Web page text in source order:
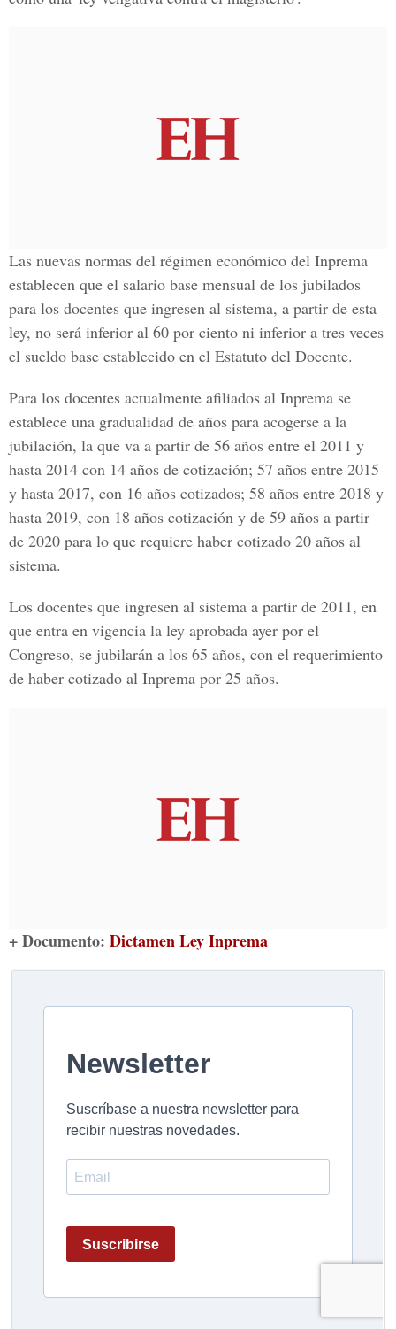
Las nuevas normas del régimen económico del Inprema
establecen que el salario base mensual de los jubilados
para los docentes que ingresen al sistema, a partir de esta
ley, no será inferior al 60 por ciento ni inferior a tres veces
el sueldo base establecido en el Estatuto del Docente.
Para los docentes actualmente afiliados al Inprema se
establece una gradualidad de años para acogerse a la
jubilación, la que va a partir de 56 años entre el 2011 y
hasta 2014 con 14 años de cotización; 57 años entre 2015
y hasta 2017, con 16 años cotizados; 58 años entre 2018 y
hasta 2019, con 18 años cotización y de 59 años a partir
de 2020 para lo que requiere haber cotizado 20 años al
sistema.
Los docentes que ingresen al sistema a partir de 2011, en
que entra en vigencia la ley aprobada ayer por el
Congreso, se jubilarán a los 65 años, con el requerimiento
de haber cotizado al Inprema por 25 años.
+ Documento: Dictamen Ley Inprema